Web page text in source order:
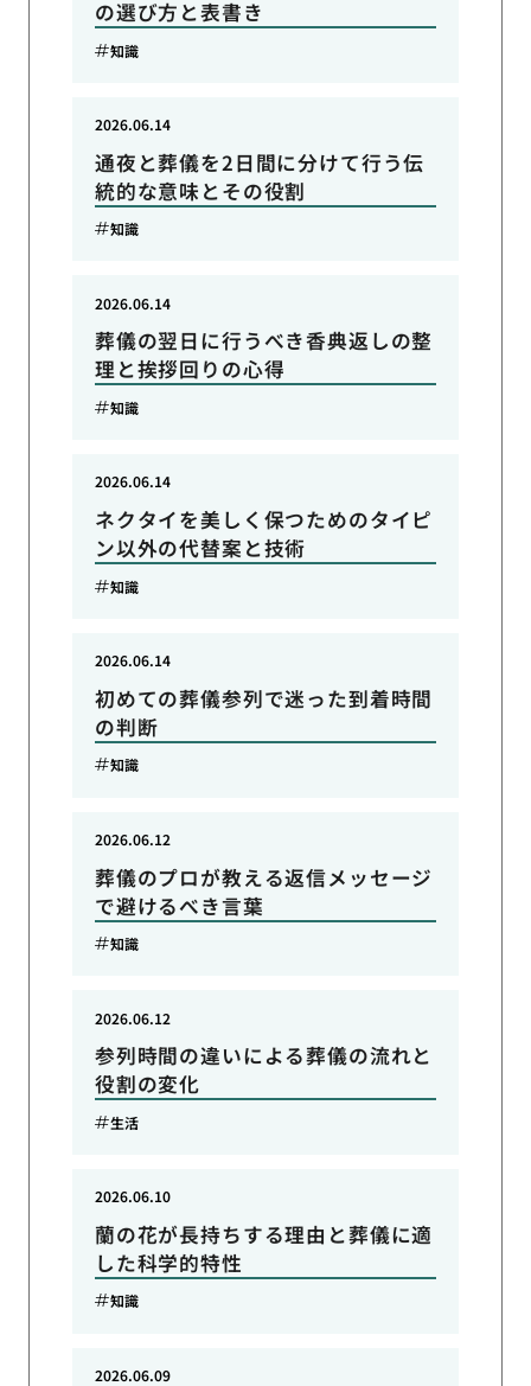
の選び方と表書き
知識
通夜と葬儀を2日間に分けて行う伝
統的な意味とその役割
2026.06.14
知識
葬儀の翌日に行うべき香典返しの整
理と挨拶回りの心得
2026.06.14
知識
ネクタイを美しく保つためのタイピ
ン以外の代替案と技術
2026.06.14
知識
初めての葬儀参列で迷った到着時間
の判断
2026.06.14
知識
葬儀のプロが教える返信メッセージ
で避けるべき言葉
2026.06.12
知識
参列時間の違いによる葬儀の流れと
役割の変化
2026.06.12
生活
蘭の花が長持ちする理由と葬儀に適
した科学的特性
2026.06.10
知識
2026.06.09